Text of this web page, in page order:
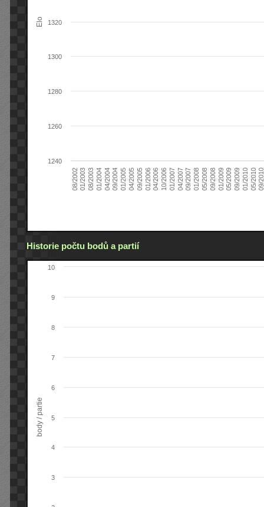
Elo
08/200201/200308/200301/200404/200409/200401/200504/200509/200501/200604/200610/200601/200704/200709/200701/200805/200809/200801/200905/200909/200901/201005/201009/
1240
1260
1280
1300
1320
Historie počtu bodů a partií
body / partie
3
4
5
6
7
8
9
10